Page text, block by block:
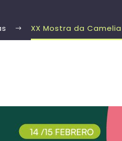
XX Mostra da